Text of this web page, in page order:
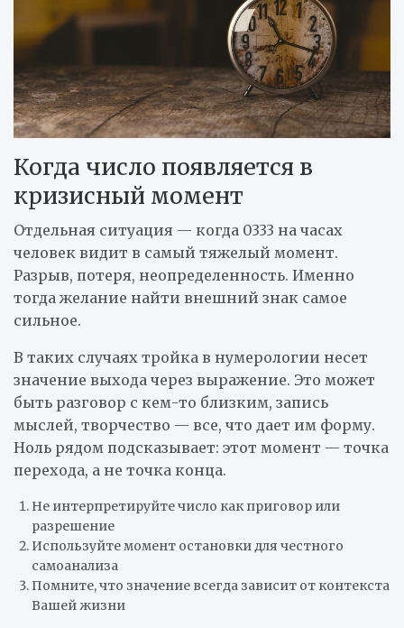
Когда число появляется в
кризисный момент
Отдельная ситуация — когда 0333 на часах
человек видит в самый тяжелый момент.
Разрыв, потеря, неопределенность. Именно
тогда желание найти внешний знак самое
сильное.
В таких случаях тройка в нумерологии несет
значение выхода через выражение. Это может
быть разговор с кем-то близким, запись
мыслей, творчество — все, что дает им форму.
Ноль рядом подсказывает: этот момент — точка
перехода, а не точка конца.
Не интерпретируйте число как приговор или
разрешение
Используйте момент остановки для честного
самоанализа
Помните, что значение всегда зависит от контекста
Вашей жизни